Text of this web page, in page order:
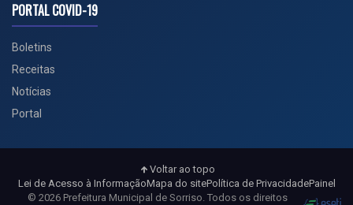
PORTAL COVID-19
Boletins
Receitas
Notícias
Portal
Voltar ao topo
Lei de Acesso à InformaçãoMapa do sitePolítica de PrivacidadePainel
© 2026 Prefeitura Municipal de Sorriso. Todos os direitos